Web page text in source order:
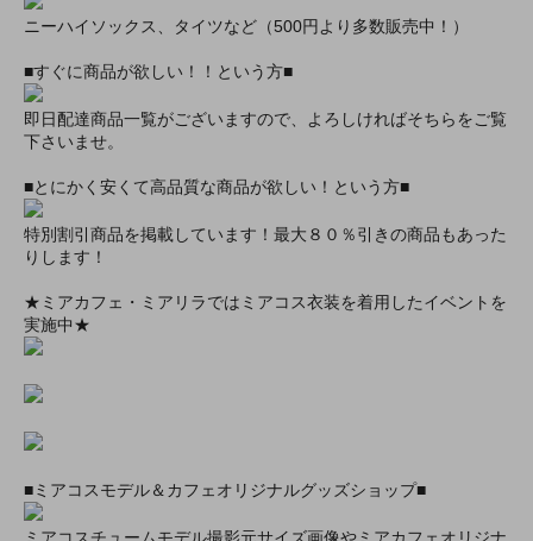
ニーハイソックス、タイツなど（500円より多数販売中！）
■すぐに商品が欲しい！！という方■
即日配達商品一覧がございますので、よろしければそちらをご覧
下さいませ。
■とにかく安くて高品質な商品が欲しい！という方■
特別割引商品を掲載しています！最大８０％引きの商品もあった
りします！
★ミアカフェ・ミアリラではミアコス衣装を着用したイベントを
実施中★
■ミアコスモデル＆カフェオリジナルグッズショップ■